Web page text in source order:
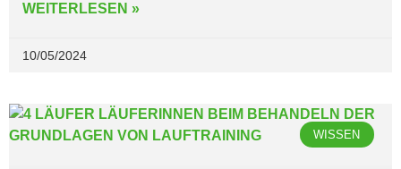
WEITERLESEN »
10/05/2024
WISSEN